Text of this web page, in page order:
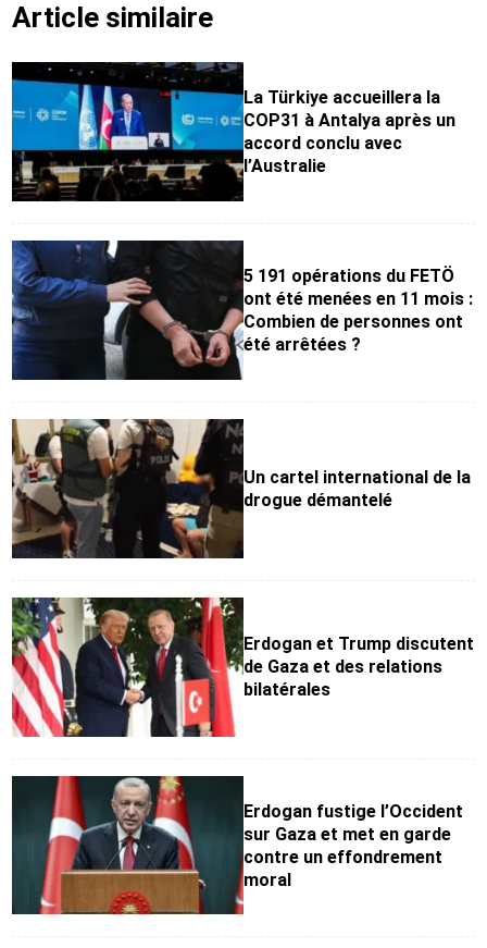
Article similaire
La Türkiye accueillera la
COP31 à Antalya après un
accord conclu avec
l’Australie
5 191 opérations du FETÖ
ont été menées en 11 mois :
Combien de personnes ont
été arrêtées ?
Un cartel international de la
drogue démantelé
Erdogan et Trump discutent
de Gaza et des relations
bilatérales
Erdogan fustige l’Occident
sur Gaza et met en garde
contre un effondrement
moral